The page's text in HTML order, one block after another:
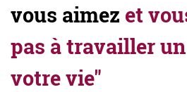
vous aimez et
pas à travailler
votre vie"